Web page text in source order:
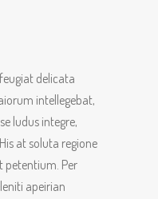
delicata
intellegebat,
ludus integre,
at soluta regione
petentium. Per
apeirian